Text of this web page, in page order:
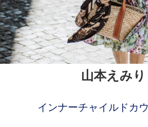
山本えみり
インナーチャイルドカ